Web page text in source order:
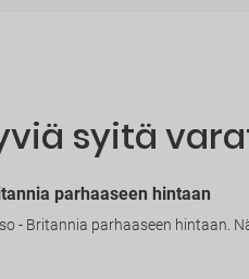
syitä
parhaaseen hintaan
- Britannia parhaaseen hintaan.